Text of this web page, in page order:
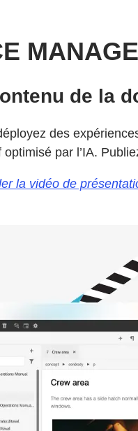
de la
des
par l’IA.
la vidéo de